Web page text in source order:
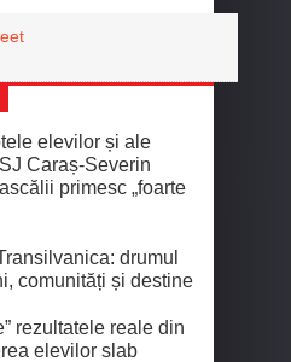
elevilor și ale
Caraș-Severin
primesc „foarte
drumul
comunități și destine
rezultatele reale din
elevilor slab